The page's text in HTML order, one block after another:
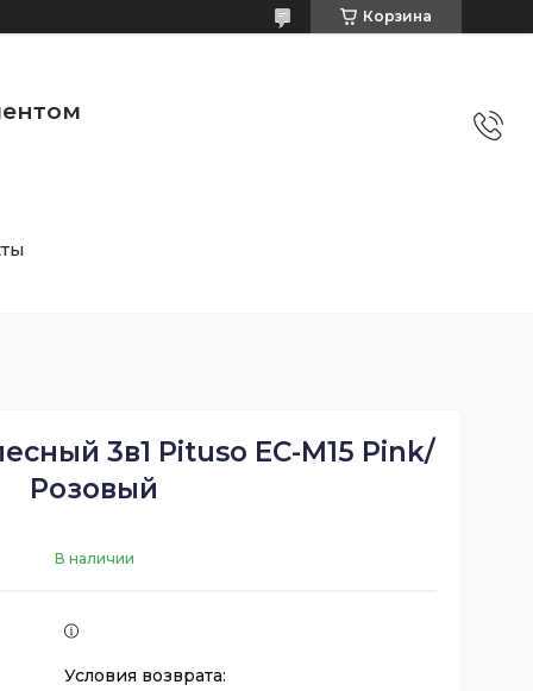
Корзина
3в1 Pituso EC-M15 Pink/
Розовый
В наличии